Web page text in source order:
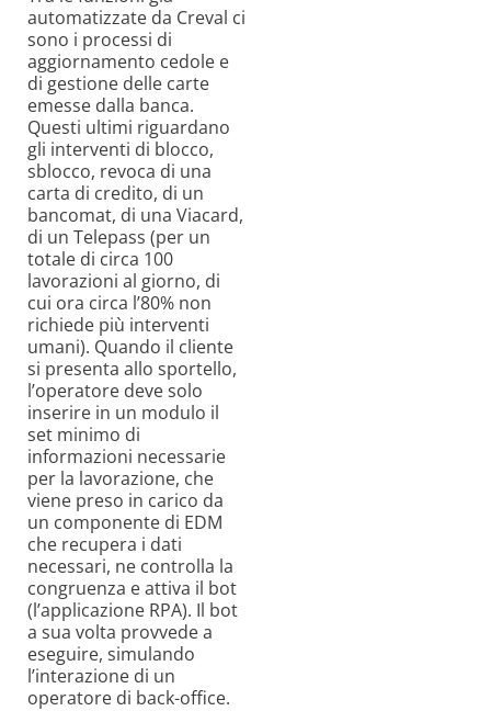
automatizzate da Creval ci
sono i processi di
aggiornamento cedole e
di gestione delle carte
emesse dalla banca.
Questi ultimi riguardano
gli interventi di blocco,
sblocco, revoca di una
carta di credito, di un
bancomat, di una Viacard,
di un Telepass (per un
totale di circa 100
lavorazioni al giorno, di
cui ora circa l’80% non
richiede più interventi
umani). Quando il cliente
si presenta allo sportello,
l’operatore deve solo
inserire in un modulo il
set minimo di
informazioni necessarie
per la lavorazione, che
viene preso in carico da
un componente di EDM
che recupera i dati
necessari, ne controlla la
congruenza e attiva il bot
(l’applicazione RPA). Il bot
a sua volta provvede a
eseguire, simulando
l’interazione di un
operatore di back-office.